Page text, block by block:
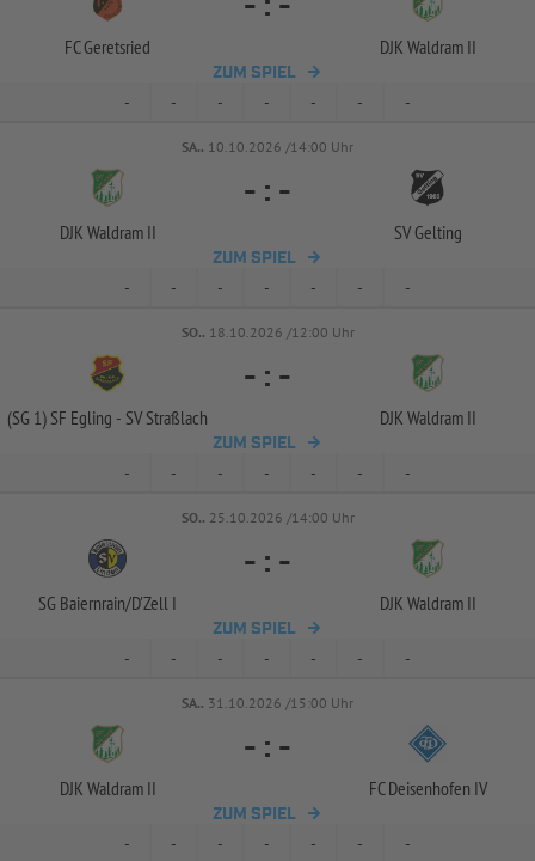
FC Geretsried DJK Waldram II
ZUM SPIEL
- - - - - - -
SA.. 10.10.2026 /14:00 Uhr
DJK Waldram II
- : -
SV Gelting
ZUM SPIEL
- - - - - - -
SO.. 18.10.2026 /12:00 Uhr
(SG 1) SF Egling - SV Straßlach
- : -
DJK Waldram II
ZUM SPIEL
- - - - - - -
SO.. 25.10.2026 /14:00 Uhr
SG Baiernrain/D'Zell I
- : -
DJK Waldram II
ZUM SPIEL
- - - - - - -
SA.. 31.10.2026 /15:00 Uhr
DJK Waldram II
- : -
FC Deisenhofen IV
ZUM SPIEL
- - - - - - -